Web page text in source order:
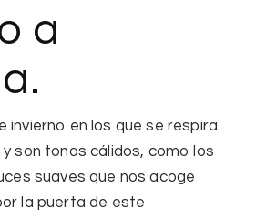
a
invierno en los que se respira
son tonoscálidos, como los
suaves que nos acoge
la puerta de este